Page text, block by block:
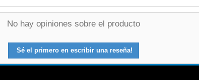
No hay opiniones sobre el producto
Sé el primero en escribir una reseña!